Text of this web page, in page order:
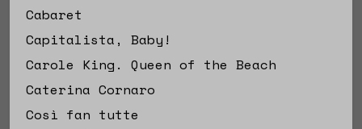
Cabaret
Capitalista, Baby!
Carole King. Queen of the Beach
Caterina Cornaro
Così fan tutte